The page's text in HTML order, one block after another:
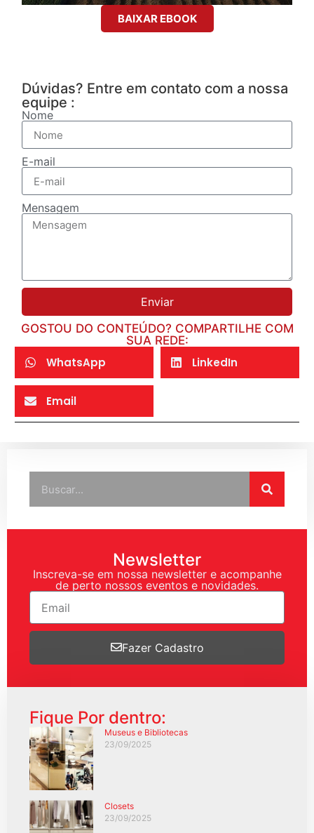
BAIXAR EBOOK
Dúvidas? Entre em contato com a nossa
equipe :
Nome
E-mail
Mensagem
Enviar
GOSTOU DO CONTEÚDO? COMPARTILHE COM
SUA REDE:
WhatsApp LinkedIn
Email
Newsletter
Inscreva-se em nossa newsletter e acompanhe
de perto nossos eventos e novidades.
Fazer Cadastro
Fique Por dentro:
Museus e Bibliotecas
23/09/2025
Closets
23/09/2025